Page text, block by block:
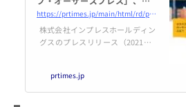
ザーによるAmazon.co.jpでの
出版数が累計5000タイトルを突
破。〜直近1年で2000タイトル
を新規出版〜
https://prtimes.jp/main/html/rd/p/000003982.000005875.html
株式会社インプレスホールディン
グスのプレスリリース（2021年8
プレス」、ユーザーによるAmazo
n.co.jpでの出版数が累計5000タ
prtimes.jp